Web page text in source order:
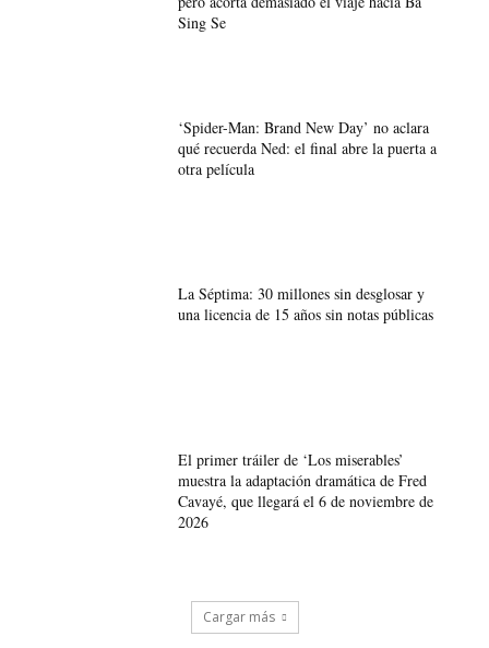
Sing Se
‘Spider-Man: Brand New Day’ no aclara
qué recuerda Ned: el final abre la puerta a
otra película
La Séptima: 30 millones sin desglosar y
una licencia de 15 años sin notas públicas
El primer tráiler de ‘Los miserables’
muestra la adaptación dramática de Fred
Cavayé, que llegará el 6 de noviembre de
2026
Cargar más